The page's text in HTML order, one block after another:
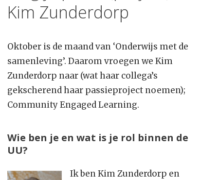
Kim Zunderdorp
Oktober is de maand van ‘Onderwijs met de
samenleving’. Daarom vroegen we Kim
Zunderdorp naar (wat haar collega’s
gekscherend haar passieproject noemen);
Community Engaged Learning.
Wie ben je en wat is je rol binnen de
UU?
Ik ben Kim Zunderdorp en